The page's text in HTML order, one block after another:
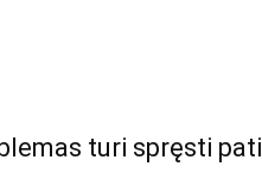
turi spręsti pati